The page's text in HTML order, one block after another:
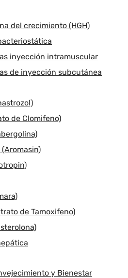
del crecimiento (HGH)
inyección intramuscular
de inyección subcutánea
de Clomifeno)
de Tamoxifeno)
y Bienestar